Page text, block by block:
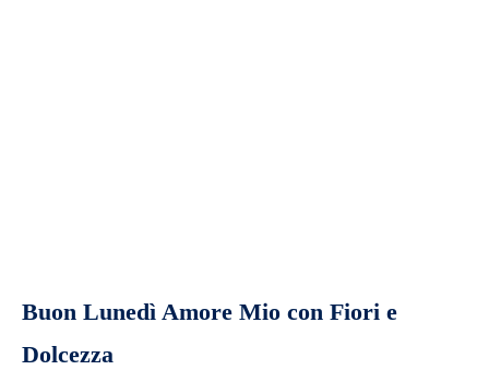
Buon Lunedì Amore Mio con Fiori e
Dolcezza